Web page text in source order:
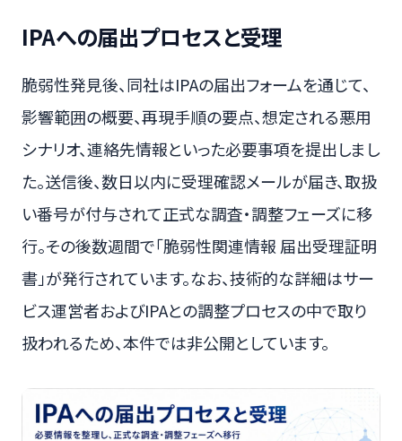
IPAへの届出プロセスと受理
脆弱性発見後、同社はIPAの届出フォームを通じて、
影響範囲の概要、再現手順の要点、想定される悪用
シナリオ、連絡先情報といった必要事項を提出しまし
た。送信後、数日以内に受理確認メールが届き、取扱
い番号が付与されて正式な調査・調整フェーズに移
行。その後数週間で「脆弱性関連情報 届出受理証明
書」が発行されています。なお、技術的な詳細はサー
ビス運営者およびIPAとの調整プロセスの中で取り
扱われるため、本件では非公開としています。